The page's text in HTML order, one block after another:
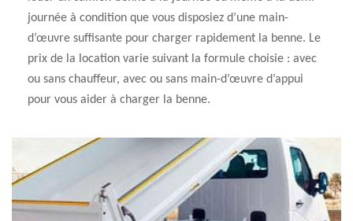
journée à condition que vous disposiez d’une main-
d’œuvre suffisante pour charger rapidement la benne. Le
prix de la location varie suivant la formule choisie : avec
ou sans chauffeur, avec ou sans main-d’œuvre d’appui
pour vous aider à charger la benne.